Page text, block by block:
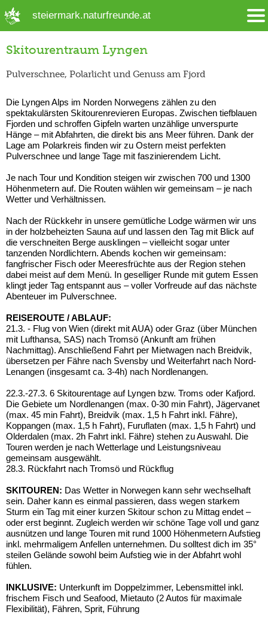
steiermark.naturfreunde.at
Skitourentraum Lyngen
Pulverschnee, Polarlicht und Genuss am Fjord
Die Lyngen Alps im Norden Norwegens zählen zu den
spektakulärsten Skitourenrevieren Europas. Zwischen tiefblauen
Fjorden und schroffen Gipfeln warten unzählige unverspurte
Hänge – mit Abfahrten, die direkt bis ans Meer führen. Dank der
Lage am Polarkreis finden wir zu Ostern meist perfekten
Pulverschnee und lange Tage mit faszinierendem Licht.
Je nach Tour und Kondition steigen wir zwischen 700 und 1300
Höhenmetern auf. Die Routen wählen wir gemeinsam – je nach
Wetter und Verhältnissen.
Nach der Rückkehr in unsere gemütliche Lodge wärmen wir uns
in der holzbeheizten Sauna auf und lassen den Tag mit Blick auf
die verschneiten Berge ausklingen – vielleicht sogar unter
tanzenden Nordlichtern. Abends kochen wir gemeinsam:
fangfrischer Fisch oder Meeresfrüchte aus der Region stehen
dabei meist auf dem Menü. In geselliger Runde mit gutem Essen
klingt jeder Tag entspannt aus – voller Vorfreude auf das nächste
Abenteuer im Pulverschnee.
REISEROUTE / ABLAUF:
21.3. - Flug von Wien (direkt mit AUA) oder Graz (über München
mit Lufthansa, SAS) nach Tromsö (Ankunft am frühen
Nachmittag). Anschließend Fahrt per Mietwagen nach Breidvik,
übersetzen per Fähre nach Svensby und Weiterfahrt nach Nord-
Lenangen (insgesamt ca. 3-4h) nach Nordlenangen.
22.3.-27.3. 6 Skitourentage auf Lyngen bzw. Troms oder Kafjord.
Die Gebiete um Nordlenangen (max. 0-30 min Fahrt), Jägervanet
(max. 45 min Fahrt), Breidvik (max. 1,5 h Fahrt inkl. Fähre),
Koppangen (max. 1,5 h Fahrt), Furuflaten (max. 1,5 h Fahrt) und
Olderdalen (max. 2h Fahrt inkl. Fähre) stehen zu Auswahl. Die
Touren werden je nach Wetterlage und Leistungsniveau
gemeinsam ausgewählt.
28.3. Rückfahrt nach Tromsö und Rückflug
SKITOUREN: Das Wetter in Norwegen kann sehr wechselhaft
sein. Daher kann es einmal passieren, dass wegen starkem
Sturm ein Tag mit einer kurzen Skitour schon zu Mittag endet –
oder erst beginnt. Zugleich werden wir schöne Tage voll und ganz
ausnützen und lange Touren mit rund 1000 Höhenmetern Aufstieg
inkl. mehrmaligem Anfellen unternehmen. Du solltest dich im 35°
steilen Gelände sowohl beim Aufstieg wie in der Abfahrt wohl
fühlen.
INKLUSIVE: Unterkunft im Doppelzimmer, Lebensmittel inkl.
frischem Fisch und Seafood, Mietauto (2 Autos für maximale
Flexibilität), Fähren, Sprit, Führung